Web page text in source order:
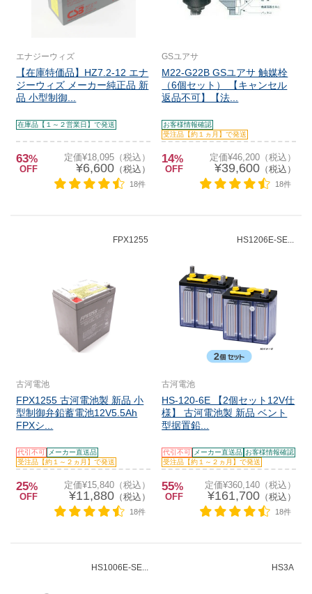
エナジーウィズ
【在庫特価品】HZ7.2-12 エナ
ジーウィズ メーカー純正品 新
品 小型制御...
在庫品【１～２営業日】で発送
63%
OFF
定価¥18,095（税込）
¥6,600（税込）
18件
GSユアサ
M22-G22B GSユアサ 触媒栓
（6個セット） 【キャンセル
返品不可】【法...
お客様情報確認
受注品【約１ヵ月】で発送
14%
OFF
定価¥46,200（税込）
¥39,600（税込）
18件
FPX1255
古河電池
FPX1255 古河電池製 新品 小
型制御弁鉛蓄電池12V5.5Ah
FPXシ...
代引不可
メーカー直送品
受注品【約１～２ヵ月】で発送
25%
OFF
定価¥15,840（税込）
¥11,880（税込）
18件
HS1206E-SE...
古河電池
HS-120-6E 【2個セット12V仕
様】 古河電池製 新品 ベント
型据置鉛...
代引不可 メーカー直送品 お客様情報確認
受注品【約１～２ヵ月】で発送
55%
OFF
定価¥360,140（税込）
¥161,700（税込）
18件
HS1006E-SE... HS3A